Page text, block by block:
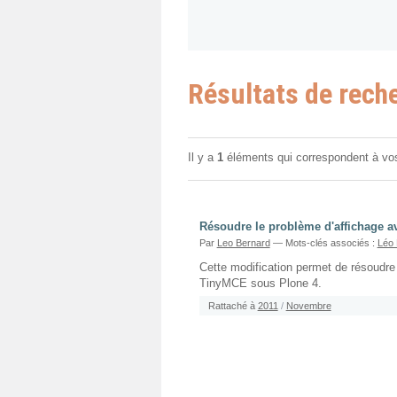
Résultats de
Il y a 1 éléments qui correspondent à
Résoudre le problème d'affichage
Par Leo Bernard — Mots-clés associés : Léo
Cette modification permet de
TinyMCE sous Plone 4.
Rattaché à 2011 / Novembre